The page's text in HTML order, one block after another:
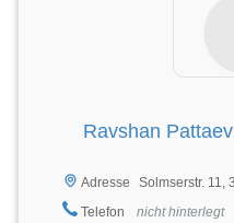
Ravshan
Adresse
Solmserstr. 11,
Telefon
nicht hinterlegt